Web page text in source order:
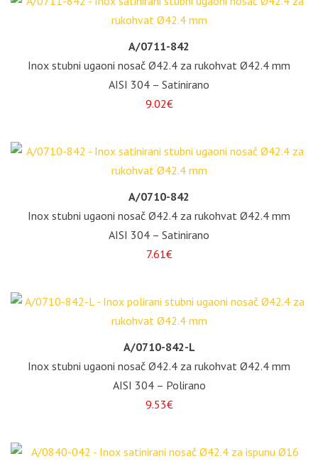
A/0711-842
Inox stubni ugaoni nosač Ø42.4 za rukohvat Ø42.4 mm
AISI 304 – Satinirano
9.02€
A/0710-842
Inox stubni ugaoni nosač Ø42.4 za rukohvat Ø42.4 mm
AISI 304 – Satinirano
7.61€
A/0710-842-L
Inox stubni ugaoni nosač Ø42.4 za rukohvat Ø42.4 mm
AISI 304 – Polirano
9.53€